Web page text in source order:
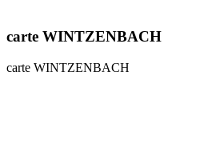
carte WINTZENBACH
carte WINTZENBACH